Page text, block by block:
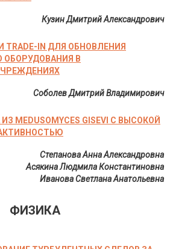
Кузин Дмитрий Александрович
IN ДЛЯ ОБНОВЛЕНИЯ
В
Соболев Дмитрий Владимирович
MEDUSOMYCES GISEVI С ВЫСОКОЙ
Степанова Анна Александровна
Асякина Людмила Константиновна
Иванова Светлана Анатольевна
ФИЗИКА